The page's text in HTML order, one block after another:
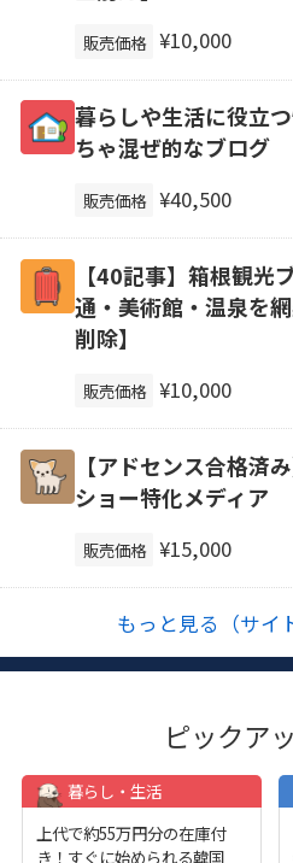
販売価格 ¥10,000
暮らしや生活に役立
ちゃ混ぜ的なブログ
販売価格 ¥40,500
【40記事】箱根観光
通・美術館・温泉を
削除】
販売価格 ¥10,000
【アドセンス合格済
ショー特化メディア
販売価格 ¥15,000
もっと見る（サイ
ピックア
暮らし・生活
上代で約55万円分の在庫付
き！すぐに始められる韓国